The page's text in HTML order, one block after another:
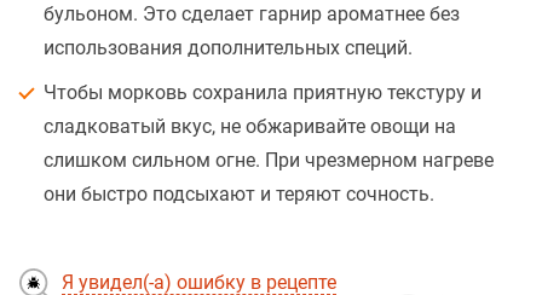
бульоном. Это сделает гарнир ароматнее без
использования дополнительных специй.
Чтобы морковь сохранила приятную текстуру и
сладковатый вкус, не обжаривайте овощи на
слишком сильном огне. При чрезмерном нагреве
они быстро подсыхают и теряют сочность.
Я увидел(-а) ошибку в рецепте